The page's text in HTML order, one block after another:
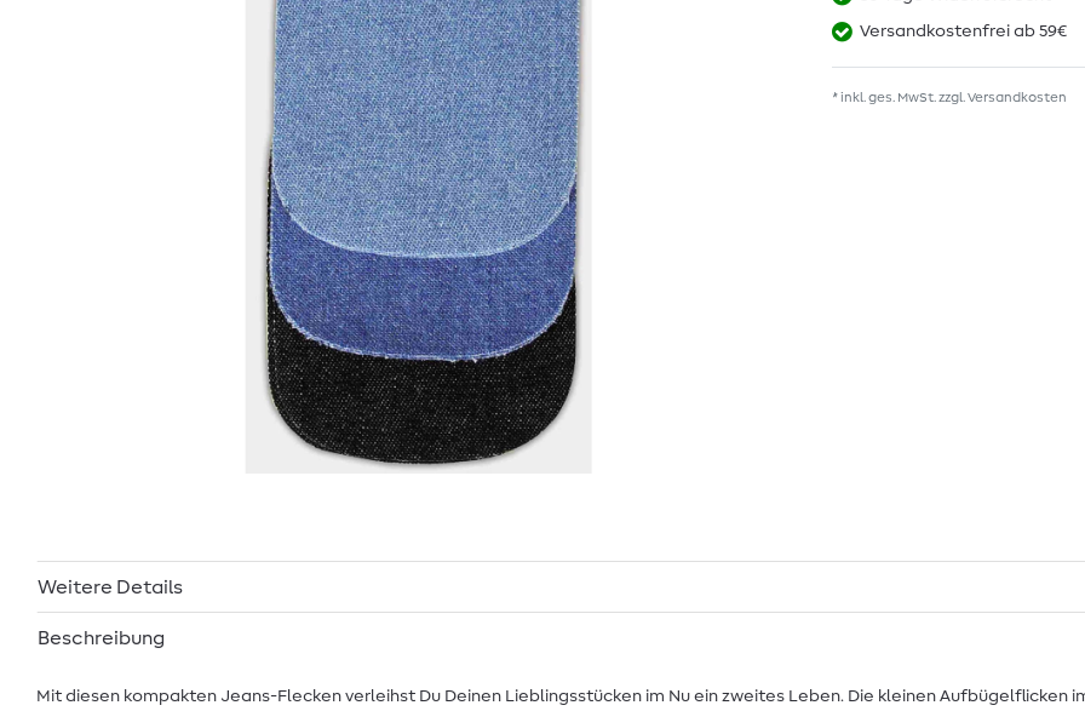
Versandkostenfrei ab 59€
* inkl. ges. MwSt. zzgl. Versandkosten
Weitere Details
Beschreibung
Mit diesen kompakten Jeans-Flecken verleihst Du Deinen Lieblingsstücken im Nu ein zweites Leben. Die kleinen Aufbügelflicken